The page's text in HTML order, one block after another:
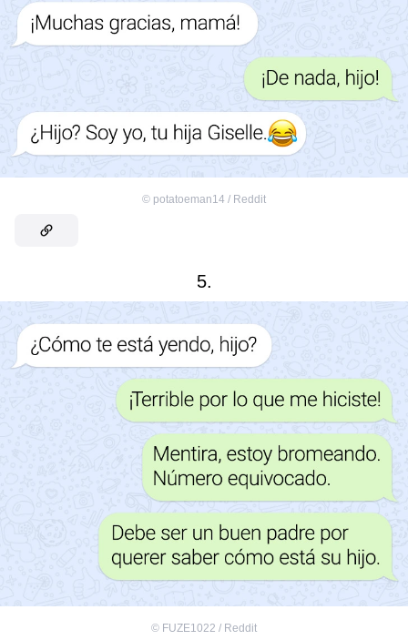
© potatoeman14 / Reddit
5.
© FUZE1022 / Reddit